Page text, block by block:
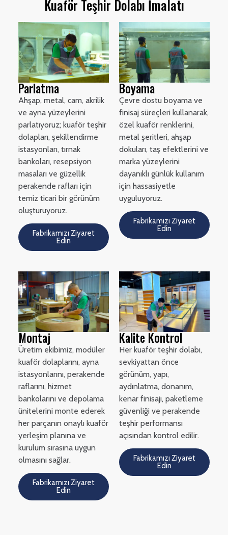
Kuaför Teşhir Dolabı İmalatı
Parlatma
Ahşap, metal, cam, akrilik
ve ayna yüzeylerini
parlatıyoruz; kuaför teşhir
dolapları, şekillendirme
istasyonları, tırnak
bankoları, resepsiyon
masaları ve güzellik
perakende rafları için
temiz ticari bir görünüm
oluşturuyoruz.
Fabrikamızı Ziyaret
Edin
Boyama
Çevre dostu boyama ve
finisaj süreçleri kullanarak,
özel kuaför renklerini,
metal şeritleri, ahşap
dokuları, taş efektlerini ve
marka yüzeylerini
dayanıklı günlük kullanım
için hassasiyetle
uyguluyoruz.
Fabrikamızı Ziyaret
Edin
Montaj
Üretim ekibimiz, modüler
kuaför dolaplarını, ayna
istasyonlarını, perakende
raflarını, hizmet
bankolarını ve depolama
ünitelerini monte ederek
her parçanın onaylı kuaför
yerleşim planına ve
kurulum sırasına uygun
olmasını sağlar.
Fabrikamızı Ziyaret
Edin
Kalite Kontrol
Her kuaför teşhir dolabı,
sevkiyattan önce
görünüm, yapı,
aydınlatma, donanım,
kenar finisajı, paketleme
güvenliği ve perakende
teşhir performansı
açısından kontrol edilir.
Fabrikamızı Ziyaret
Edin